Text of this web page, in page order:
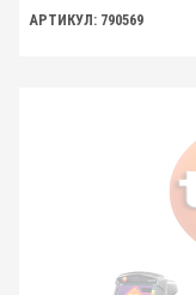
АРТИКУЛ: 790569